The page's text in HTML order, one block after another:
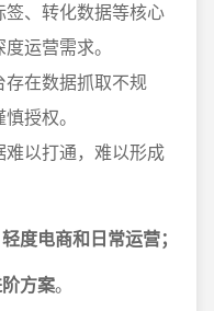
、转化数据等核心
运营需求。
在数据抓取不规
授权。
以打通，难以形成
度电商和日常运营；
方案。